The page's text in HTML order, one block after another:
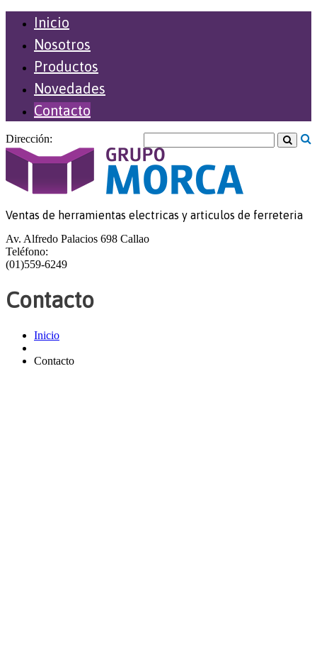
Inicio
Nosotros
Productos
Novedades
Contacto
Ventas de herramientas electricas y articulos de ferreteria
Dirección:
Av. Alfredo Palacios 698 Callao
Teléfono:
(01)559-6249
Contacto
Inicio
Contacto